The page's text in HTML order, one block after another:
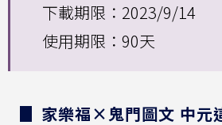
下載期限：2023/9/14
使用期限：90天
▊ 家樂福×鬼門圖文 中元